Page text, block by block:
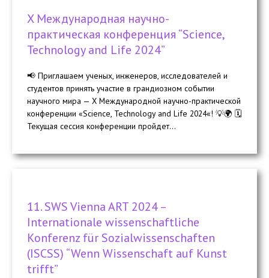
X Международная научно-
практическая конференция “Science,
Technology and Life 2024”
📢 Приглашаем ученых, инженеров, исследователей и
студентов принять участие в грандиозном событии
научного мира — X Международной научно-практической
конференции «Science, Technology and Life 2024«! 💡🌍 🗓️
Текущая сессия конференции пройдет...
11. SWS Vienna ART 2024 –
Internationale wissenschaftliche
Konferenz für Sozialwissenschaften
(ISCSS) “Wenn Wissenschaft auf Kunst
trifft”